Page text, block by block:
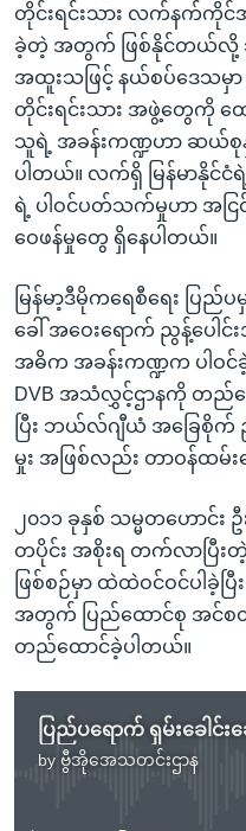
တိုင်းရင်းသား လက်နက်ကိုင်
ခဲ့တဲ့ အတွက် ဖြစ်နိုင်တယ်လို့
အထူးသဖြင့် နယ်စပ်ဒေသ
တိုင်းရင်းသား အဖွဲ့တွေကို ထ
သူရဲ့ အခန်းကဏ္ဍဟာ ဆယ်စုနှ
ပါတယ်။ လက်ရှိ မြန်မာနိုင်ငံရဲ့
ရဲ့ ပါဝင်ပတ်သက်မှုဟာ အငြ
ဝေဖန်မှုတွေ ရှိနေပါတယ်။
မြန်မာ့ဒီမိုကရေစီရေး ပြည်
ခေါ် အဝေးရောက် ညွန့်ပေါ
အဓိက အခန်းကဏ္ဍက ပါဝင်
DVB အသံလွှင့်ဌာနကို တည်
ပြီး ဘယ်လ်ဂျီယံ အခြေစိုက် ဥ
မှုး အဖြစ်လည်း တာဝန်ထမ်
၂၀၁၁ ခုနှစ် သမ္မတဟောင်း
တပိုင်း အစိုးရ တက်လာပြီးတဲ့န
ဖြစ်စဉ်မှာ ထဲထဲဝင်ဝင်ပါခဲ့ပြီး
အတွက် ပြည်ထောင်စု အင်
တည်ထောင်ခဲ့ပါတယ်။
by ဗွီအိုအေသတင်းဌာန
No media